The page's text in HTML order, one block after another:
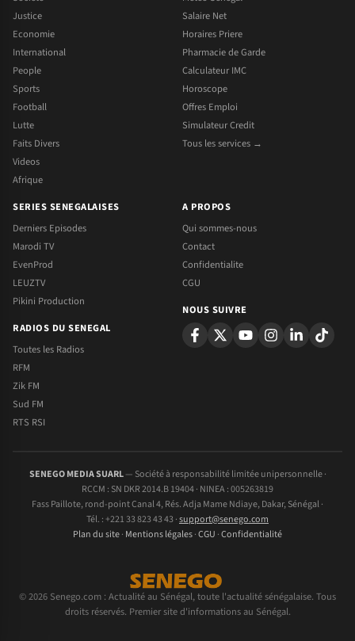
Justice
Economie
International
People
Sports
Football
Lutte
Faits Divers
Videos
Afrique
Salaire Net
Horaires Priere
Pharmacie de Garde
Calculateur IMC
Horoscope
Offres Emploi
Simulateur Credit
Tous les services →
SERIES SENEGALAISES
Derniers Episodes
Marodi TV
EvenProd
LEUZTV
Pikini Production
RADIOS DU SENEGAL
Toutes les Radios
RFM
Zik FM
Sud FM
RTS RSI
A PROPOS
Qui sommes-nous
Contact
Confidentialite
CGU
NOUS SUIVRE
SENEGO MEDIA SUARL— Société à responsabilité limitée unipersonnelle ·
RCCM : SN DKR 2014.B 19404 · NINEA : 005263819
Fass Paillote, rond-point Canal 4, Rés. Adja Mame Ndiaye, Dakar, Sénégal ·
Tél. : +221 33 823 43 43 ·support@senego.com
Plan du site· Mentions légales·CGU ·Confidentialité
© 2026 Senego.com : Actualité au Sénégal, toute l'actualité sénégalaise. Tous
droits réservés. Premier site d'informations au Sénégal.